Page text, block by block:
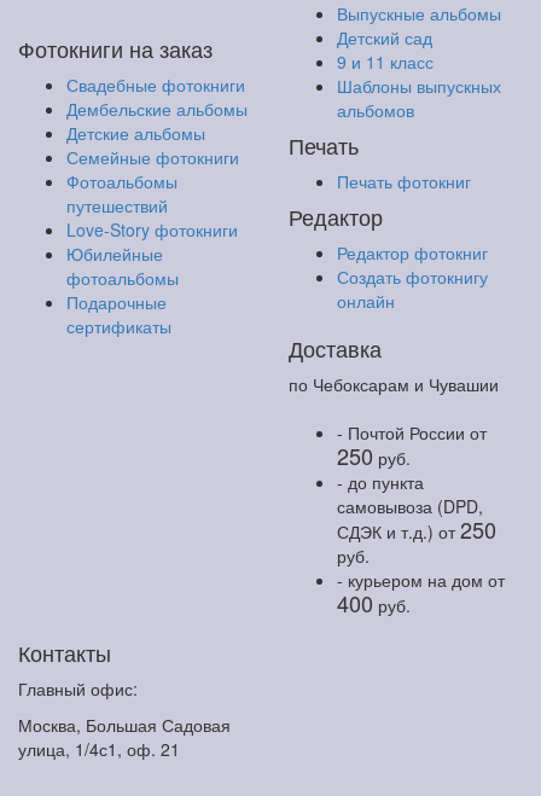
Фотокниги на заказ
Свадебные фотокниги
Дембельские альбомы
Детские альбомы
Семейные фотокниги
Фотоальбомы
путешествий
Love-Story фотокниги
Юбилейные
фотоальбомы
Подарочные
сертификаты
Выпускные альбомы
Детский сад
9 и 11 класс
Шаблоны выпускных
альбомов
Печать
Печать фотокниг
Редактор
Редактор фотокниг
Создать фотокнигу
онлайн
Доставка
по Чебоксарам и Чувашии
- Почтой России от
250 руб.
- до пункта
самовывоза (DPD,
СДЭК и т.д.) от250
руб.
- курьером на дом от
400 руб.
Контакты
Главный офис:
Москва, Большая Садовая
улица, 1/4с1, оф. 21